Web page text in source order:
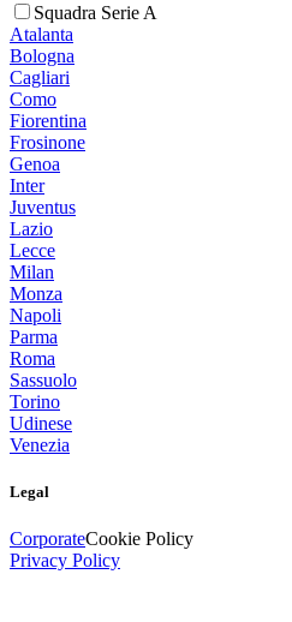
Squadra Serie A
Atalanta
Bologna
Cagliari
Como
Fiorentina
Frosinone
Genoa
Inter
Juventus
Lazio
Lecce
Milan
Monza
Napoli
Parma
Roma
Sassuolo
Torino
Udinese
Venezia
Legal
CorporateCookie Policy
Privacy Policy